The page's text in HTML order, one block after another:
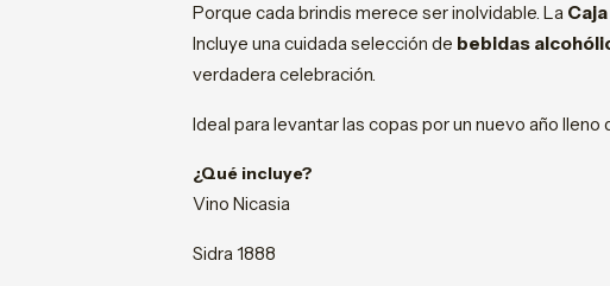
Porque cada brindis merece ser inolvidable. La
Incluye una cuidada selección de bebidas
verdadera celebración.
Ideal para levantar las copas por un nuevo año lleno
¿Qué incluye?
Vino Nicasia
Sidra 1888